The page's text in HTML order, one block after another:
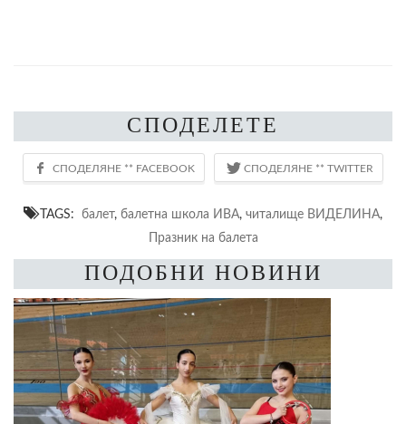
СПОДЕЛЕТЕ
TAGS: балет, балетна школа ИВА, читалище ВИДЕЛИНА,
Празник на балета
ПОДОБНИ НОВИНИ